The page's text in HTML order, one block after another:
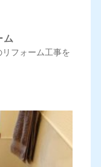
ム
リフォーム工事を